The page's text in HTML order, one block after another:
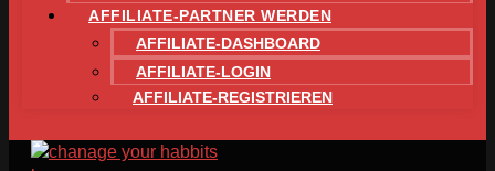
AFFILIATE-PARTNER WERDEN
AFFILIATE-DASHBOARD
AFFILIATE-LOGIN
AFFILIATE-REGISTRIEREN